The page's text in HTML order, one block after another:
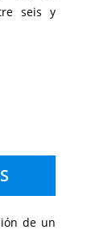
seis y
de un